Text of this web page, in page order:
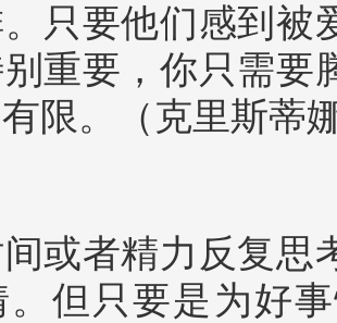
只要他们感到被
重要，你只需要
限。（克里斯蒂
或者精力反复思
但只要是为好